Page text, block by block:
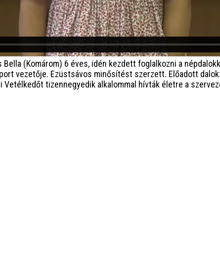
Bella (Komárom) 6 éves, idén kezdett foglalkozni a
vezetője. Ezüstsávos minősítést szerzett. Előadott
Vetélkedőt tizennegyedik alkalommal hívták életre a